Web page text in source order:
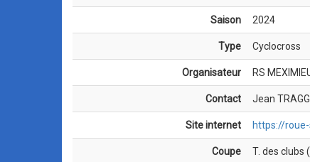
Saison 2024
Type Cyclocross
Organisateur RS
Contact Jean
Site internet https://
Coupe T. des clubs